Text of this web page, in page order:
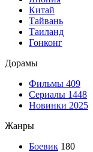
Китай
Тайвань
Таиланд
Гонконг
Дорамы
Фильмы 409
Сериалы 1448
Новинки 2025
Жанры
Боевик 180